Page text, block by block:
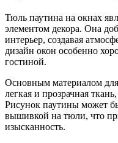
Тюль паутина на окнах
элементом декора. Она
интерьер, создавая
дизайн окон особенно
гостиной.
Основным материалом
легкая и прозрачная
Рисунок паутины может
вышивкой на тюли, что
изысканность.